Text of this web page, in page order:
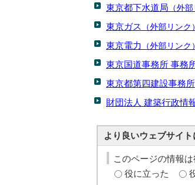
東京都下水道局 （外
東京ガス （外部リンク）
東京電力 （外部リンク）
東京国道事務所 事務
東京都第四建設事務所
財団法人 建築行政情
より良いウェブサイ
このページの情報
役に立った